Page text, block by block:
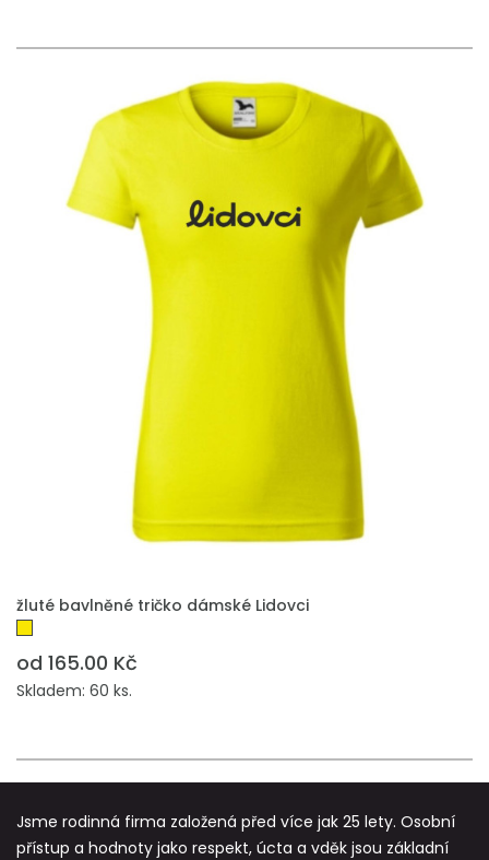
PŘIDAT DO POPTÁVKY
žluté bavlněné tričko dámské Lidovci
od 165.00 Kč
Skladem: 60 ks.
Jsme rodinná firma založená před více jak 25 lety. Osobní
přístup a hodnoty jako respekt, úcta a vděk jsou základní